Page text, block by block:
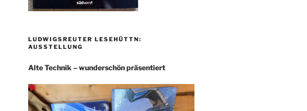
LUDWIGSREUTER LESEHÜTTN:
AUSSTELLUNG
Alte Technik – wunderschön präsentiert